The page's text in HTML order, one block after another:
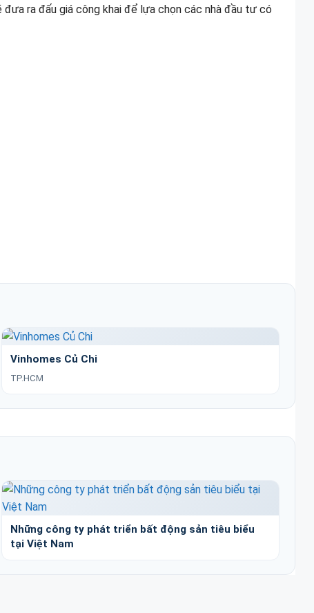
ra đấu giá công khai để lựa chọn các nhà đầu tư có
Vinhomes Củ Chi
TP.HCM
Những công ty phát triển bất động sản tiêu biểu
tại Việt Nam